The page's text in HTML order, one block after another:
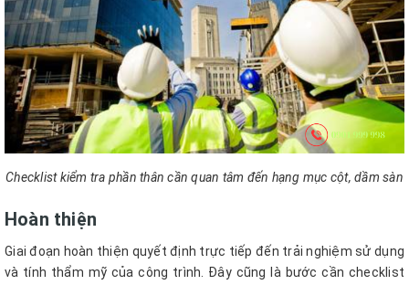
Checklist kiểm tra phần thân cần quan tâm đến hạng mục cột, dầm sàn
Hoàn thiện
Giai đoạn hoàn thiện quyết định trực tiếp đến trải nghiệm sử dụng
và tính thẩm mỹ của công trình. Đây cũng là bước cần checklist